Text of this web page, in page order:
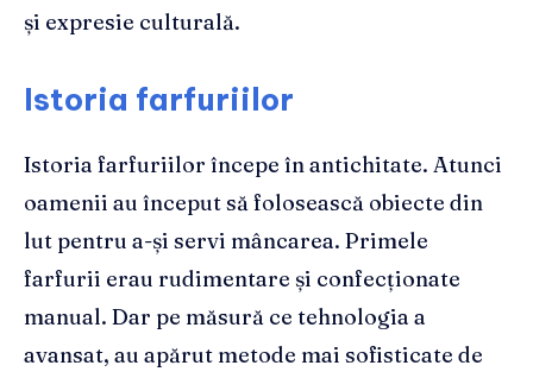
și expresie culturală.
Istoria farfuriilor
Istoria farfuriilor începe în antichitate. Atunci
oamenii au început să folosească obiecte din
lut pentru a-și servi mâncarea. Primele
farfurii erau rudimentare și confecționate
manual. Dar pe măsură ce tehnologia a
avansat, au apărut metode mai sofisticate de